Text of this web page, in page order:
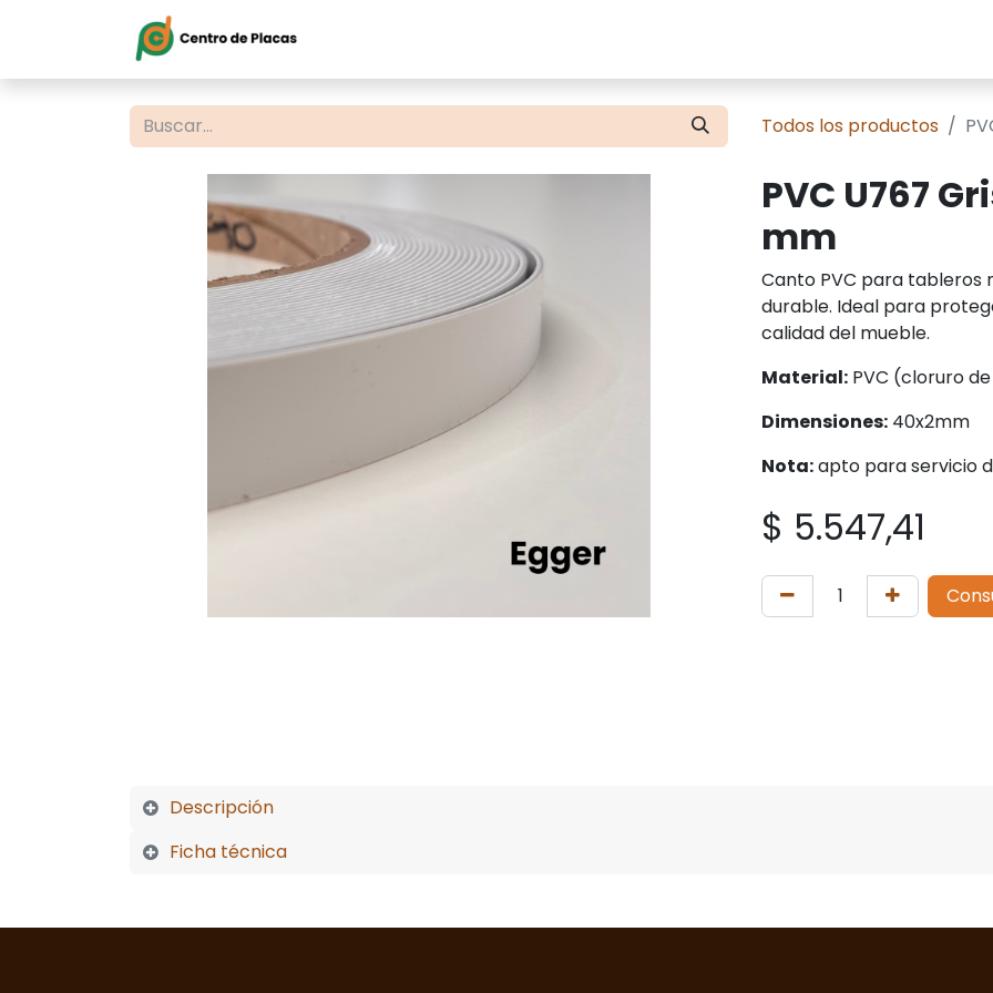
Todos los productos
PVC U767
mm
Canto PVC para tableros
durable. Ideal para
calidad del mueble.
Material: PVC (cloruro
Dimensiones: 40x2mm
Nota:apto para servicio
$ 5.547,41
Descripción
Ficha técnica